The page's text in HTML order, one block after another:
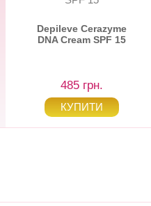
Depileve Cerazyme
DNA Cream SPF 15
485 грн.